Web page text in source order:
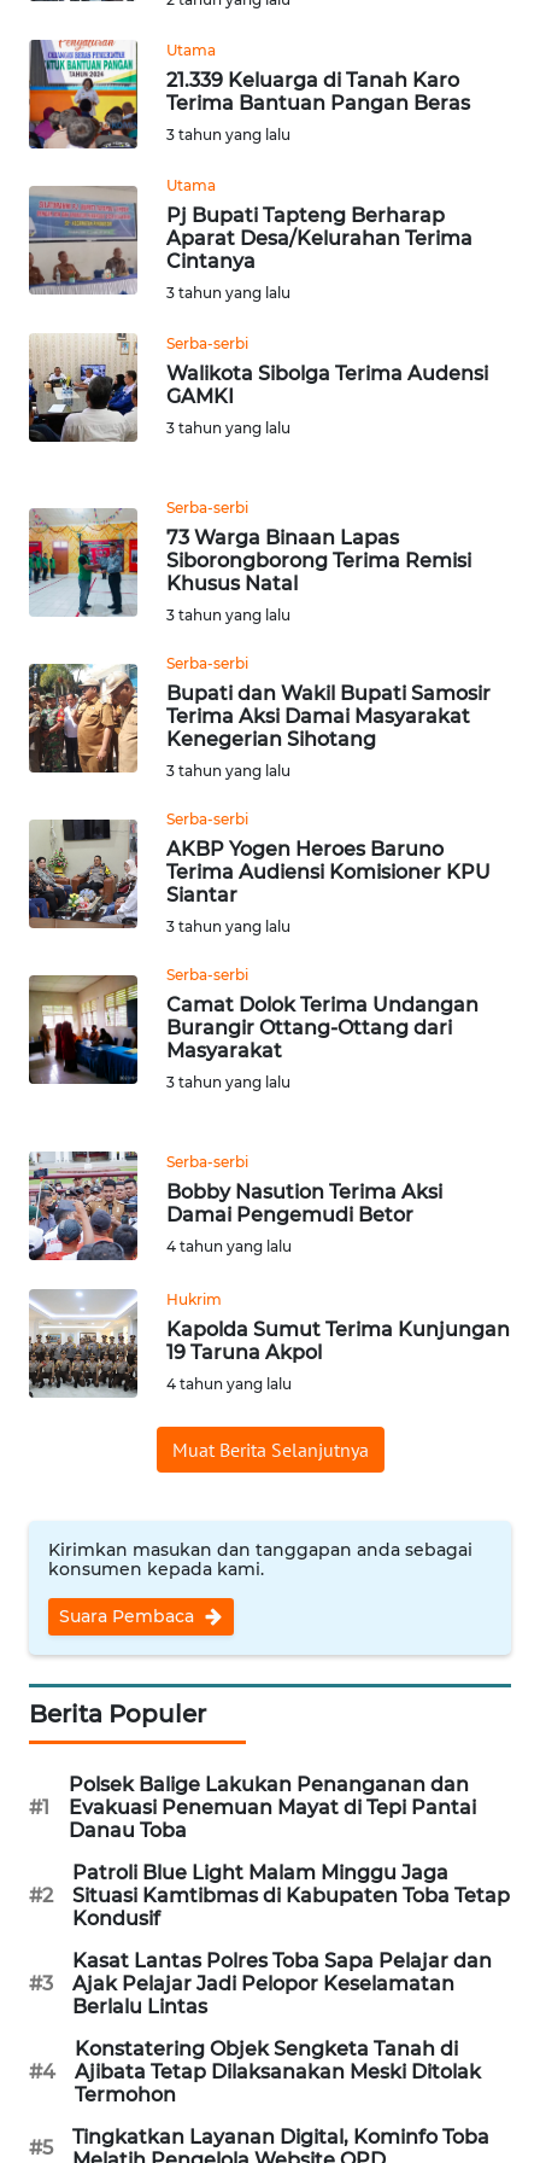
Utama
21.339 Keluarga di Tanah Karo
Terima Bantuan Pangan Beras
3 tahun yang lalu
Utama
Pj Bupati Tapteng Berharap
Aparat Desa/Kelurahan Terima
Cintanya
3 tahun yang lalu
Serba-serbi
Walikota Sibolga Terima Audensi
GAMKI
3 tahun yang lalu
Serba-serbi
73 Warga Binaan Lapas
Siborongborong Terima Remisi
Khusus Natal
3 tahun yang lalu
Serba-serbi
Bupati dan Wakil Bupati Samosir
Terima Aksi Damai Masyarakat
Kenegerian Sihotang
3 tahun yang lalu
Serba-serbi
AKBP Yogen Heroes Baruno
Terima Audiensi Komisioner KPU
Siantar
3 tahun yang lalu
Serba-serbi
Camat Dolok Terima Undangan
Burangir Ottang-Ottang dari
Masyarakat
3 tahun yang lalu
Serba-serbi
Bobby Nasution Terima Aksi
Damai Pengemudi Betor
4 tahun yang lalu
Hukrim
Kapolda Sumut Terima Kunjungan
19 Taruna Akpol
4 tahun yang lalu
Muat Berita Selanjutnya
Kirimkan masukan dan tanggapan anda sebagai
konsumen kepada kami.
Suara Pembaca
Berita Populer
#1
Polsek Balige Lakukan Penanganan dan
Evakuasi Penemuan Mayat di Tepi Pantai
Danau Toba
#2
Patroli Blue Light Malam Minggu Jaga
Situasi Kamtibmas di Kabupaten Toba Tetap
Kondusif
#3
Kasat Lantas Polres Toba Sapa Pelajar dan
Ajak Pelajar Jadi Pelopor Keselamatan
Berlalu Lintas
#4
Konstatering Objek Sengketa Tanah di
Ajibata Tetap Dilaksanakan Meski Ditolak
Termohon
#5
Tingkatkan Layanan Digital, Kominfo Toba
WN
NUSANTARA
WN
WN
JATIM
BALI
WN
KALBAR
KALTENG
WN
KALTARA
WN
KALSEL
WN
WN
SULSEL
WN
SULUT
MALUKU
WN
MALUT
WN
DAIRI
WN
WN
LANGKAT
WN
TAPANULI
WN
TANJUNG
WN
WN
WN